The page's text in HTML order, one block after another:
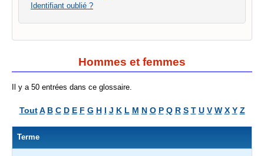
Identifiant oublié ?
Hommes et femmes
Il y a 50 entrées dans ce glossaire.
Tout A B C D E F G H I J K L M N O P Q R S T U V W X Y Z
Terme